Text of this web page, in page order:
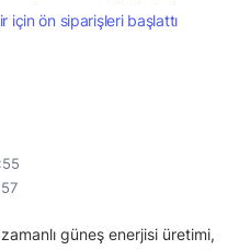
için ön siparişleri başlattı
güneş enerjisi üretimi,